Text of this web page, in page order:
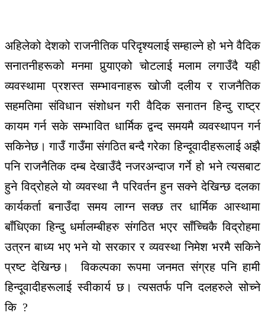
अहिलेको देशको राजनीतिक परिदृश्यलाई सम्हाल्ने हो भने वैदिक
सनातनीहरूको मनमा पुर्‍याएको चोटलाई मलाम लगाउँदै यही
व्यवस्थामा प्रशस्त सम्भावनाहरू खोजी दलीय र राजनैतिक
सहमतिमा संविधान संशोधन गरी वैदिक सनातन हिन्दु राष्ट्र
कायम गर्न सके सम्भावित धार्मिक द्वन्द समयमै व्यवस्थापन गर्न
सकिनेछ। गाउँ गाउँमा संगठित बन्दै गरेका हिन्दूवादीहरूलाई अझै
पनि राजनैतिक दम्ब देखाउँदै नजरअन्दाज गर्ने हो भने त्यसबाट
हुने विद्रोहले यो व्यवस्था नै परिवर्तन हुन सक्ने देखिन्छ दलका
कार्यकर्ता बनाउँदा समय लाग्न सक्छ तर धार्मिक आस्थामा
बाँधिएका हिन्दु धर्मालम्बीहरु संगठित भएर साँच्चिकै विद्रोहमा
उत्रन बाध्य भए भने यो सरकार र व्यवस्था निमेश भरमै सकिने
प्रष्ट देखिन्छ। विकल्पका रूपमा जनमत संग्रह पनि हामी
हिन्दूवादीहरूलाई स्वीकार्य छ। त्यसतर्फ पनि दलहरुले सोच्ने
कि ?